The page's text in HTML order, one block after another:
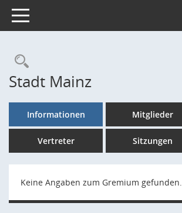
Toggle navigation
Rechercheauswahl
Stadt Mainz
Informationen Mitglieder
Vertreter Sitzungen
Keine Angaben zum Gremium gefunden.